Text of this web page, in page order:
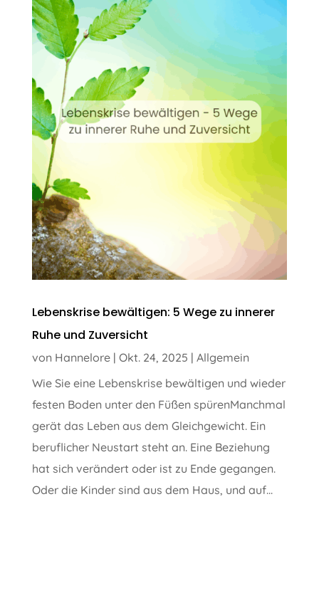
Lebenskrise bewältigen: 5 Wege zu innerer
Ruhe und Zuversicht
von Hannelore| Okt. 24, 2025 | Allgemein
Wie Sie eine Lebenskrise bewältigen und wieder
festen Boden unter den Füßen spürenManchmal
gerät das Leben aus dem Gleichgewicht. Ein
beruflicher Neustart steht an. Eine Beziehung
hat sich verändert oder ist zu Ende gegangen.
Oder die Kinder sind aus dem Haus, und auf...